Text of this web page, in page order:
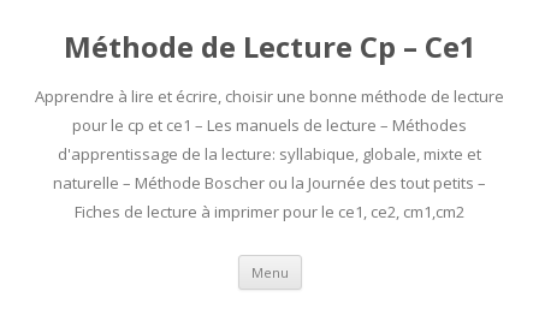
Méthode de Lecture Cp – Ce1
Apprendre à lire et écrire, choisir une bonne méthode de lecture
pour le cp et ce1 – Les manuels de lecture – Méthodes
d'apprentissage de la lecture: syllabique, globale, mixte et
naturelle – Méthode Boscher ou la Journée des tout petits –
Fiches de lecture à imprimer pour le ce1, ce2, cm1,cm2
Menu Aller
contenu